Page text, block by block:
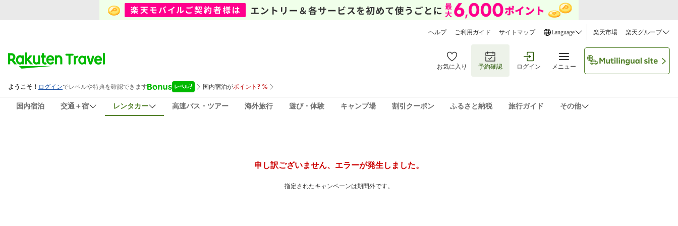
ヘルプ ご利用ガイド サイトマップ Language 楽天市場 楽天グループ
お気に入り 予約確認 ログイン メニュー
国内宿泊 交通＋宿 レンタカー 高速バス・ツアー 海外旅行 遊び・体験 キャンプ場 割引クーポン ふるさと納税 旅行ガイド その他
申し訳ございません、エラーが発生しました。
指定されたキャンペーンは期間外です。